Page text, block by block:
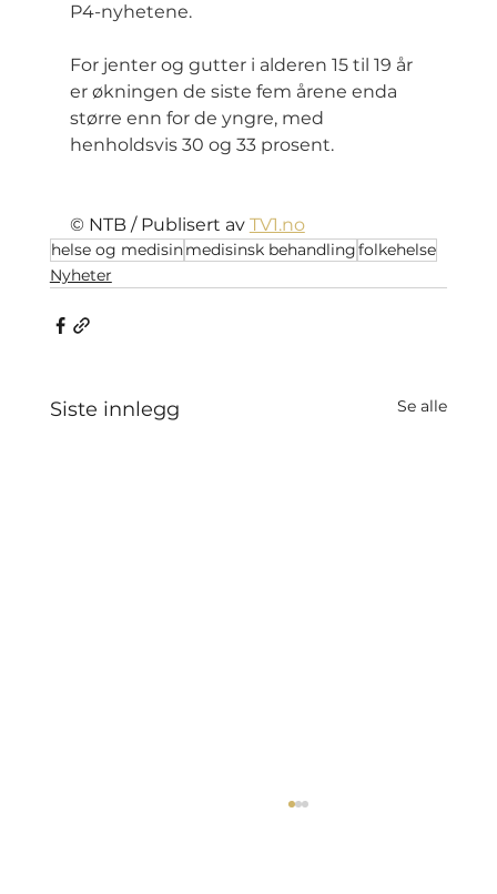
P4-nyhetene.
For jenter og gutter i alderen 15 til 19 år
er økningen de siste fem årene enda
større enn for de yngre, med
henholdsvis 30 og 33 prosent.
© NTB / Publisert av TV1.no
helse og medisinmedisinsk behandlingfolkehelse
Nyheter
Siste innlegg Se alle